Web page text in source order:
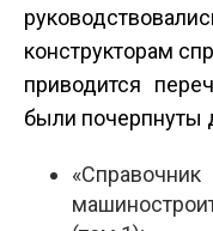
конструкторам
приводится
были почерпнуты